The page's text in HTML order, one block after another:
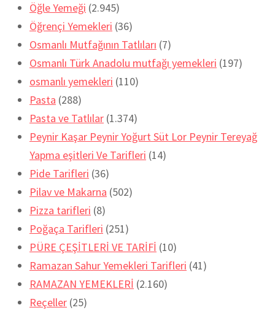
Öğle Yemeği (2.945)
Öğrençi Yemekleri (36)
Osmanlı Mutfağının Tatlıları (7)
Osmanlı Türk Anadolu mutfağı yemekleri (197)
osmanlı yemekleri (110)
Pasta (288)
Pasta ve Tatlılar (1.374)
Peynir Kaşar Peynir Yoğurt Süt Lor Peynir Tereyağ
Yapma eşitleri Ve Tarifleri (14)
Pide Tarifleri (36)
Pilav ve Makarna (502)
Pizza tarifleri (8)
Poğaça Tarifleri (251)
PÜRE ÇEŞİTLERİ VE TARİFİ (10)
Ramazan Sahur Yemekleri Tarifleri (41)
RAMAZAN YEMEKLERİ (2.160)
Reçeller (25)